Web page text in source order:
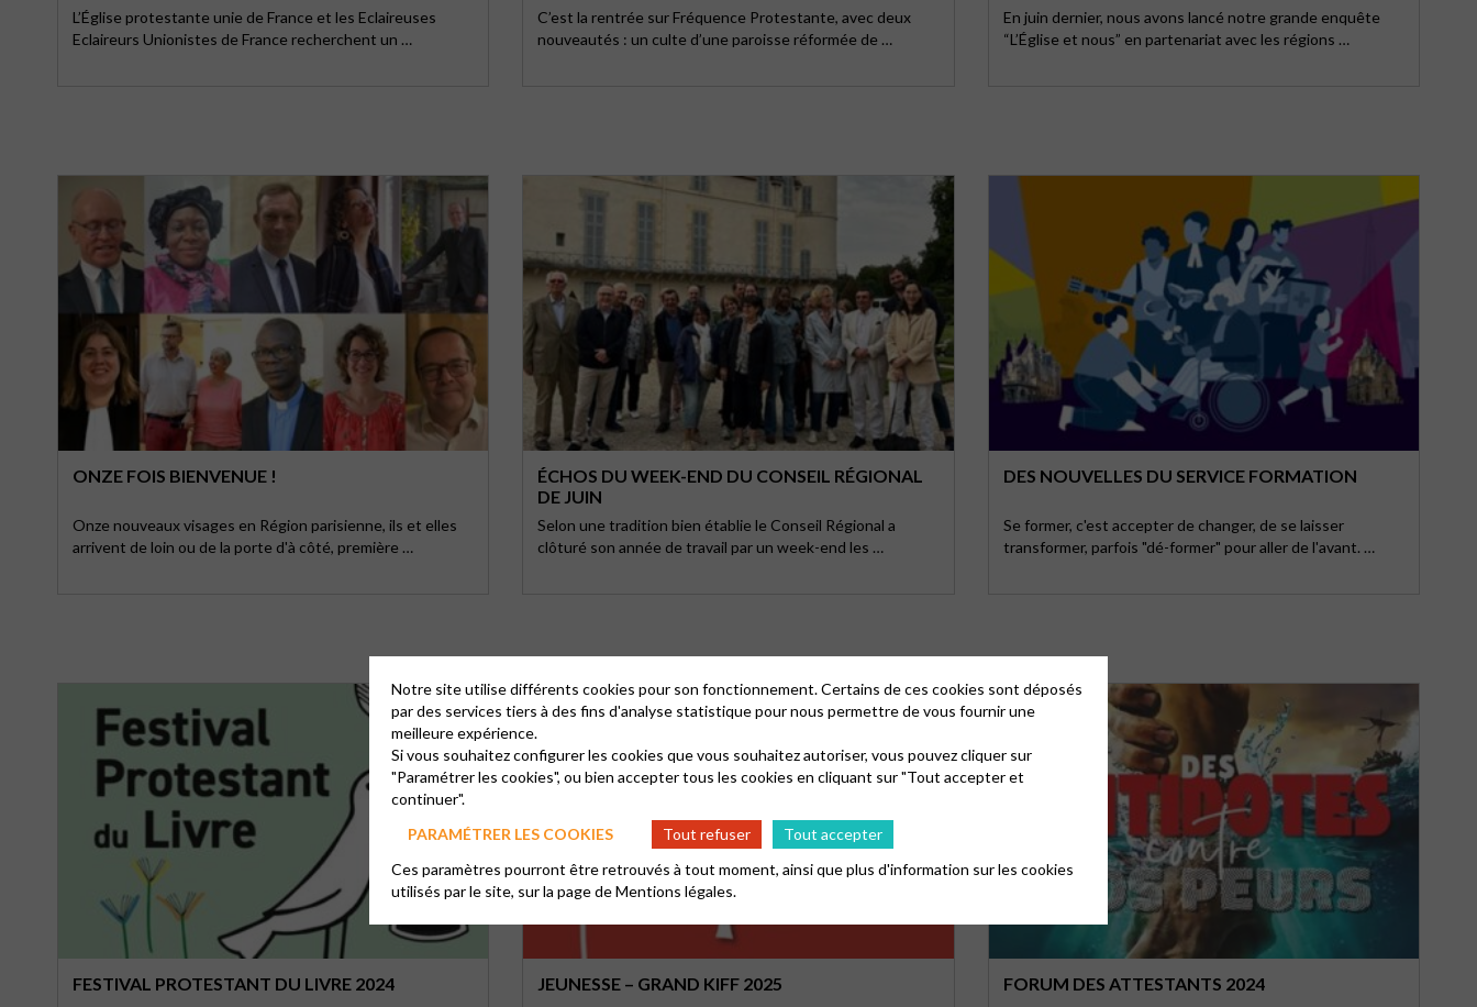
L’Église protestante unie de France et les Eclaireuses
Eclaireurs Unionistes de France recherchent un …
C’est la rentrée sur Fréquence Protestante, avec deux
nouveautés : un culte d’une paroisse réformée de …
En juin dernier, nous avons lancé notre grande enquête
“L’Église et nous” en partenariat avec les régions …
ONZE FOIS BIENVENUE !
Onze nouveaux visages en Région parisienne, ils et elles
arrivent de loin ou de la porte d'à côté, première …
ÉCHOS DU WEEK-END DU CONSEIL RÉGIONAL
DE JUIN
Selon une tradition bien établie le Conseil Régional a
clôturé son année de travail par un week-end les …
DES NOUVELLES DU SERVICE FORMATION
Se former, c'est accepter de changer, de se laisser
transformer, parfois "dé-former" pour aller de l'avant. …
FESTIVAL PROTESTANT DU LIVRE 2024 JEUNESSE – GRAND KIFF 2025 FORUM DES ATTESTANTS 2024
Notre site utilise différents cookies pour son fonctionnement. Certains de ces cookies sont déposés
par des services tiers à des fins d'analyse statistique pour nous permettre de vous fournir une
meilleure expérience.
Si vous souhaitez configurer les cookies que vous souhaitez autoriser, vous pouvez cliquer sur
"Paramétrer les cookies", ou bien accepter tous les cookies en cliquant sur "Tout accepter et
continuer".
PARAMÉTRER LES COOKIES
Tout refuser
Tout accepter
Ces paramètres pourront être retrouvés à tout moment, ainsi que plus d'information sur les cookies
utilisés par le site, sur la page deMentions légales.